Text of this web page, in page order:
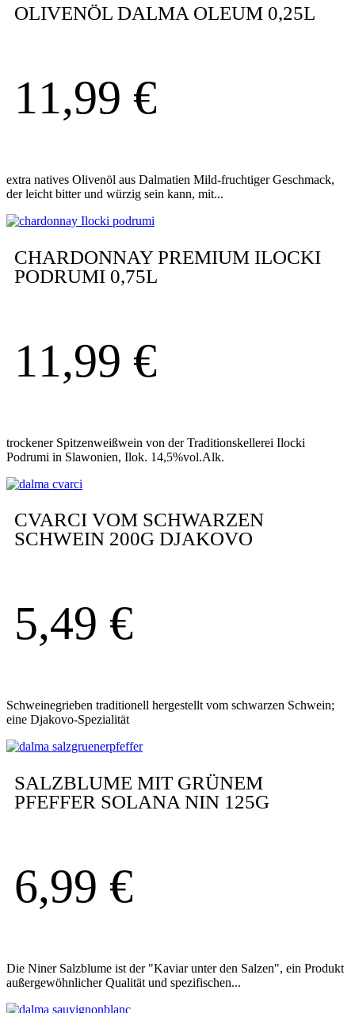
OLIVENÖL DALMA OLEUM 0,25L
11,99 €
extra natives Olivenöl aus Dalmatien Mild-fruchtiger Geschmack,
der leicht bitter und würzig sein kann, mit...
CHARDONNAY PREMIUM ILOCKI
PODRUMI 0,75L
11,99 €
trockener Spitzenweißwein von der Traditionskellerei Ilocki
Podrumi in Slawonien, Ilok. 14,5%vol.Alk.
CVARCI VOM SCHWARZEN
SCHWEIN 200G DJAKOVO
5,49 €
Schweinegrieben traditionell hergestellt vom schwarzen Schwein;
eine Djakovo-Spezialität
SALZBLUME MIT GRÜNEM
PFEFFER SOLANA NIN 125G
6,99 €
Die Niner Salzblume ist der "Kaviar unter den Salzen", ein Produkt
außergewöhnlicher Qualität und spezifischen...